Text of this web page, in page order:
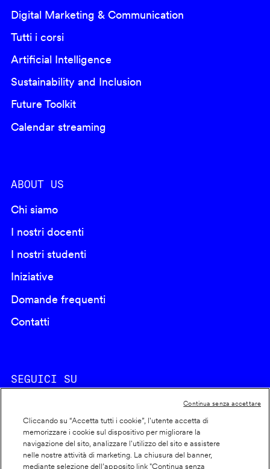
Digital Marketing & Communication
Tutti i corsi
Artificial Intelligence
Sustainability and Inclusion
Future Toolkit
Calendar streaming
ABOUT US
Chi siamo
I nostri docenti
I nostri studenti
Iniziative
Domande frequenti
Contatti
SEGUICI SU
Cookie policy
Cliccando su “Accetta tutti i cookie”, l'utente accetta di
memorizzare i cookie sul dispositivo per migliorare la
navigazione del sito, analizzare l'utilizzo del sito e assistere
nelle nostre attività di marketing. La chiusura del banner,
mediante selezione dell’apposito link "Continua senza
Continua senza accettare